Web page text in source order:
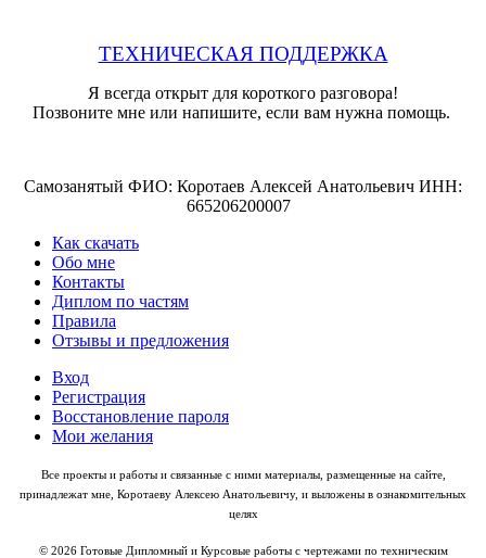
ТЕХНИЧЕСКАЯ ПОДДЕРЖКА
Я всегда открыт для короткого разговора!
Позвоните мне или напишите, если вам нужна помощь.
Самозанятый ФИО: Коротаев Алексей Анатольевич ИНН:
665206200007
Как скачать
Обо мне
Контакты
Диплом по частям
Правила
Отзывы и предложения
Вход
Регистрация
Восстановление пароля
Мои желания
Все проекты и работы и связанные с ними материалы, размещенные на сайте,
принадлежат мне, Коротаеву Алексею Анатольевичу, и выложены в ознакомительных
целях
© 2026 Готовые Дипломный и Курсовые работы с чертежами по техническим